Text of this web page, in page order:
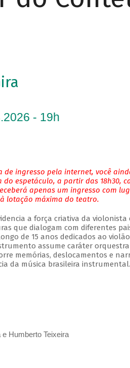
- 19h
de ingresso pela internet, você
do espetáculo, a partir das 18h30,
apenas um ingresso com
lotação máxima do teatro.
a força criativa da violonista
que dialogam com diferentes
de 15 anos dedicados ao
assume caráter
memórias, deslocamentos e
da música brasileira instrumental.
Humberto Teixeira